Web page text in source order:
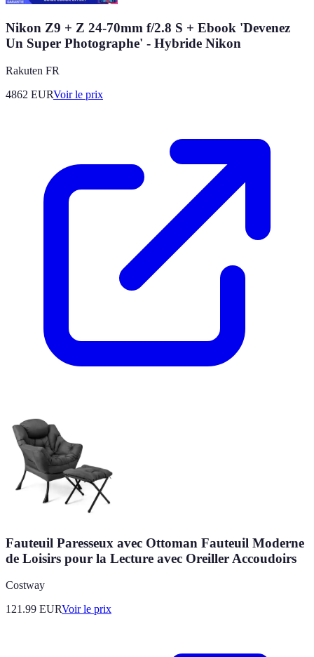
Nikon Z9 + Z 24-70mm f/2.8 S + Ebook 'Devenez
Un Super Photographe' - Hybride Nikon
Rakuten FR
4862 EURVoir le prix
Fauteuil Paresseux avec Ottoman Fauteuil Moderne
de Loisirs pour la Lecture avec Oreiller Accoudoirs
Costway
121.99 EURVoir le prix